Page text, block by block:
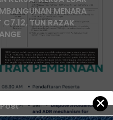
MENARA
C7.12, TUN RAZAK
✕